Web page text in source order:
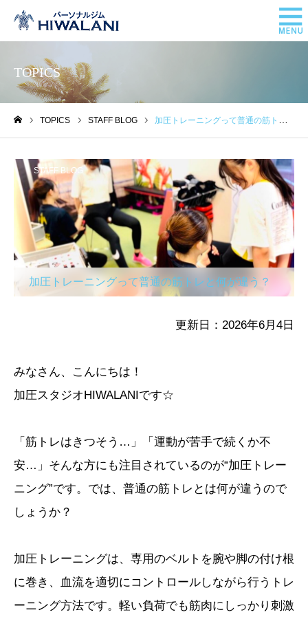
TOPICS
TOPICS STAFF BLOG 加圧トレーニングって普通の筋トレと何が違う？
STAFF BLOG
加圧トレーニングって普通の筋トレと何が違う？
更新日：2026年6月4日
みなさん、こんにちは！
加圧スタジオHIWALANIです☆
「筋トレはきつそう…」「運動が苦手で続くか不
安…」そんな方にも注目されているのが“加圧トレー
ニング”です。では、普通の筋トレとは何が違うので
しょうか？
加圧トレーニングは、専用のベルトを腕や脚の付け根
に巻き、血流を適切にコントロールしながら行うトレ
ーニング方法です。軽い負荷でも筋肉にしっかり刺激